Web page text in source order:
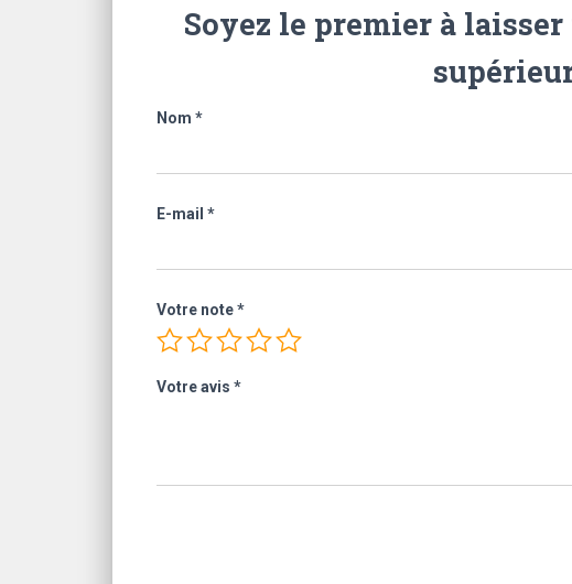
Soyez le premier à
Nom *
E-mail *
Votre note*
Votre avis *